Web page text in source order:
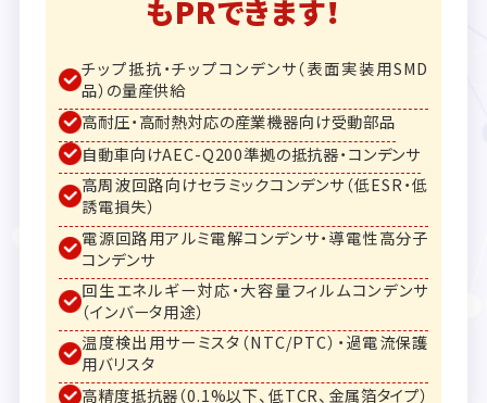
もPRできます！
チップ抵抗・チップコンデンサ（表面実装用SMD
品）の量産供給
高耐圧・高耐熱対応の産業機器向け受動部品
自動車向けAEC-Q200準拠の抵抗器・コンデンサ
高周波回路向けセラミックコンデンサ（低ESR・低
誘電損失）
電源回路用アルミ電解コンデンサ・導電性高分子
コンデンサ
回生エネルギー対応・大容量フィルムコンデンサ
（インバータ用途）
温度検出用サーミスタ（NTC/PTC）・過電流保護
用バリスタ
高精度抵抗器（0.1%以下、低TCR、金属箔タイプ）